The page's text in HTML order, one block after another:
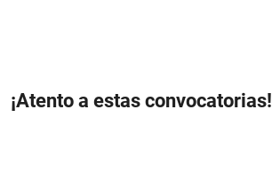
¡Atento a estas convocatorias!